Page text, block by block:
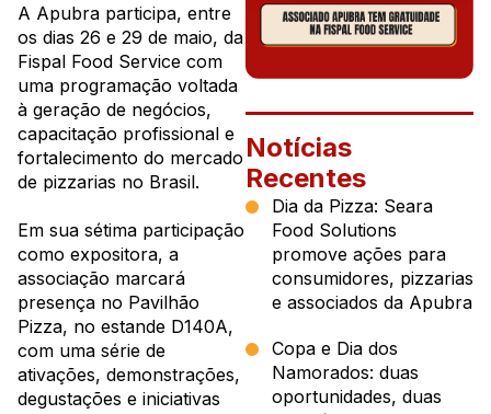
A Apubra participa, entre
os dias 26 e 29 de maio, da
Fispal Food Service com
uma programação voltada
à geração de negócios,
capacitação profissional e
fortalecimento do mercado
de pizzarias no Brasil.
Em sua sétima participação
como expositora, a
associação marcará
presença no Pavilhão
Pizza, no estande D140A,
com uma série de
ativações, demonstrações,
degustações e iniciativas
Notícias
Recentes
Dia da Pizza: Seara
Food Solutions
promove ações para
consumidores, pizzarias
e associados da Apubra
Copa e Dia dos
Namorados: duas
oportunidades, duas